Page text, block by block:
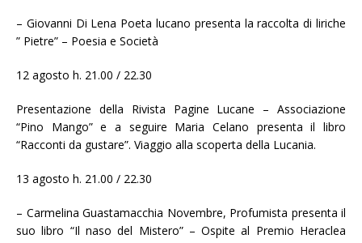
– Giovanni Di Lena Poeta lucano presenta la raccolta di liriche
” Pietre” – Poesia e Società
12 agosto h. 21.00 / 22.30
Presentazione della Rivista Pagine Lucane – Associazione
“Pino Mango” e a seguire Maria Celano presenta il libro
“Racconti da gustare”. Viaggio alla scoperta della Lucania.
13 agosto h. 21.00 / 22.30
– Carmelina Guastamacchia Novembre, Profumista presenta il
suo libro “Il naso del Mistero” – Ospite al Premio Heraclea